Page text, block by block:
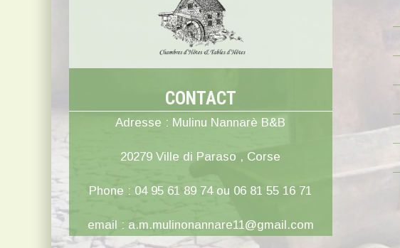
CONTACT
Adresse : Mulinu Nannarè B&B
20279 Ville di Paraso , Corse
Phone : 04 95 61 89 74 ou 06 81 55 16 71
email : a.m.mulinonannare11@gmail.com